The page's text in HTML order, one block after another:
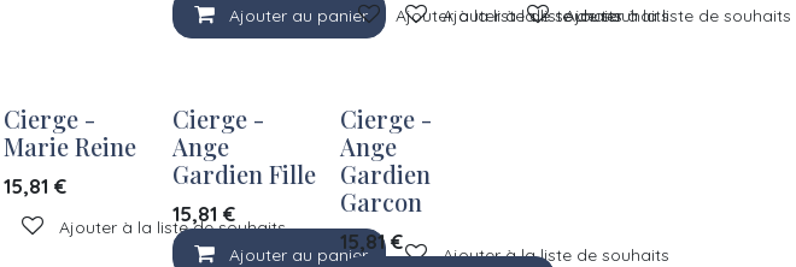
Ajouter au panier Ajouter à la liste de souhaits
Ajouter à la liste de souhaitsAjouter à la liste de souhaits
Cierge -
Marie Reine
15,81 €
Ajouter à la liste de souhaits
Cierge -
Ange
Gardien Fille
15,81 €
Ajouter au panier Ajouter à la liste de souhaits
Cierge -
Ange
Gardien
Garcon
15,81€